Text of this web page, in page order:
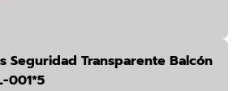
Seguridad Transparente Balcón
001*5